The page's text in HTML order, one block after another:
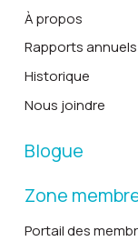
À propos
Rapports annuels
Historique
Nous joindre
Blogue
Zone
Portail des